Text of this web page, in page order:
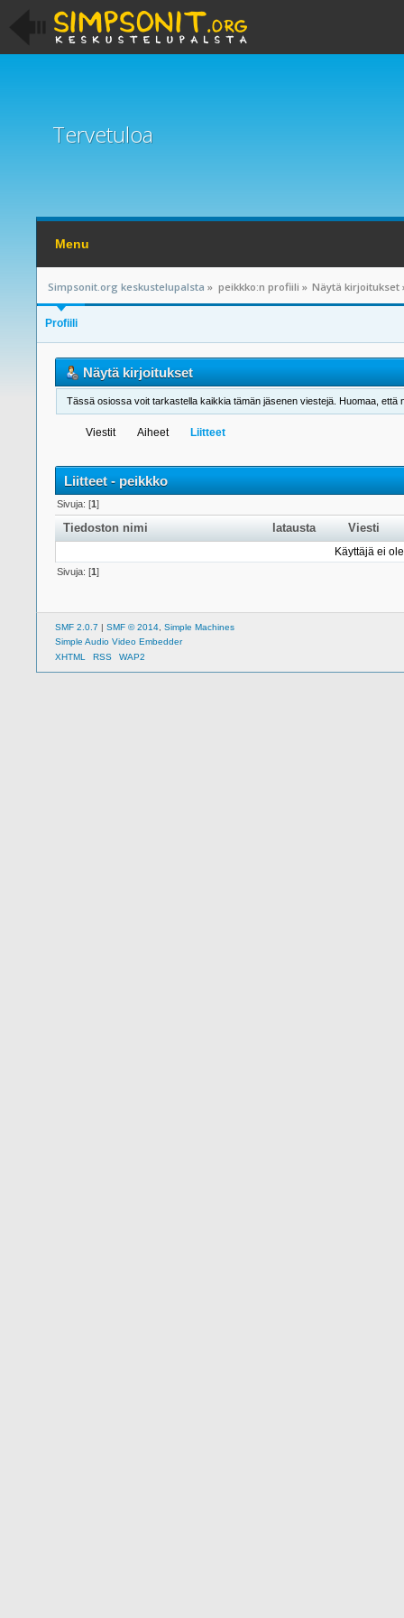
Tervetuloa
Menu
Simpsonit.org keskustelupalsta » peikkko:n profiili » Näytä kirjoitukset
Profiili
Näytä kirjoitukset
Tässä osiossa voit tarkastella kaikkia tämän jäsenen viestejä. Huomaa, että
Viestit Aiheet Liitteet
Liitteet - peikkko
Sivuja: [1]
Tiedoston nimi latausta Viesti
Käyttäjä ei
Sivuja: [1]
SMF 2.0.7 | SMF © 2014 Simple Machines
Simple Audio Video Embedder
XHTML
RSS WAP2